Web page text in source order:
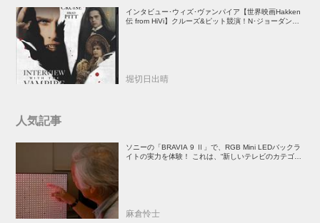
インタビュー･ウィズ･ヴァンパイア【世界映画Hakken
伝 from HiVi】クルーズ&ピット競演！N･ジョーダン監
堀切日出晴
人気記事
ソニーの「BRAVIA 9 Ⅱ」で、RGB Mini LEDバックラ
イトの実力を体験！ これは、“新しいテレビのカテゴリ
麻倉怜士